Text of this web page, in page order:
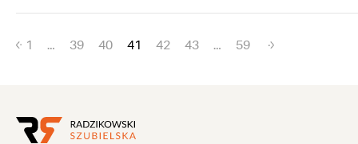
Nawigacja
1 … 39 40 41 42 43 … 59